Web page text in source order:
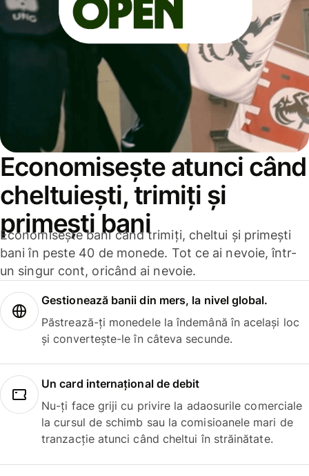
Economisește atunci când
cheltuiești, trimiți și
primești bani
Economisește bani când trimiți, cheltui și primești
bani în peste 40 de monede. Tot ce ai nevoie, într-
un singur cont, oricând ai nevoie.
Gestionează banii din mers, la nivel global.
Păstrează-ți monedele la îndemână în același loc
și convertește-le în câteva secunde.
Un card internațional de debit
Nu-ți face griji cu privire la adaosurile comerciale
la cursul de schimb sau la comisioanele mari de
tranzacție atunci când cheltui în străinătate.